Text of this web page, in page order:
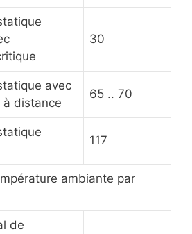
30
avec
distance
65 .. 70
117
ambiante par
de